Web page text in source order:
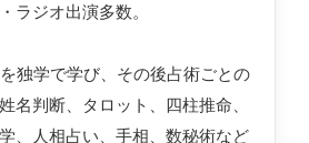
ラジオ出演多数。
独学で学び、その後占術ごとの
名判断、タロット、四柱推命、
、人相占い、手相、数秘術など